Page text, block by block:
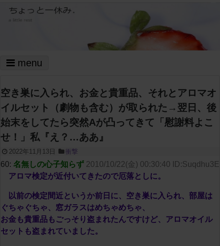
menu
空き巣に入られ、お金と貴重品、それとアロマオ
イルセット（劇物も含む）が取られた→翌日、後
始末をしてたら突然Aが凸ってきて「慰謝料よこ
せ！」私『え？…ああ』
2022年11月13日 衝撃
60: 名無しの心子知らず 2010/10/22(金) 00:30:40 ID:Suqdhu3E
アロマ検定が近付いてきたので厄落としに。
以前の検定間近というか前日に、空き巣に入られ、部屋は
ぐちゃぐちゃ、窓ガラスはめちゃめちゃ、
お金も貴重品もごっそり盗まれたんですけど、アロマオイル
セットも盗まれていました。